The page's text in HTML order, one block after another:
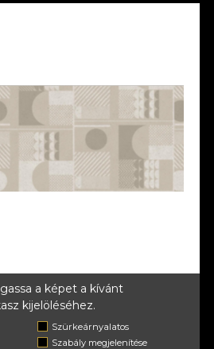
a képet a kívánt
kijelöléséhez.
Szürkeárnyalatos
Szabály megjelenítése